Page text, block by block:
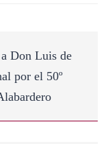
Don Luis de
por el 50º